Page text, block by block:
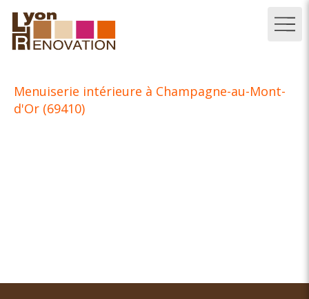
Menuiserie intérieure à Champagne-au-Mont-
d'Or (69410)